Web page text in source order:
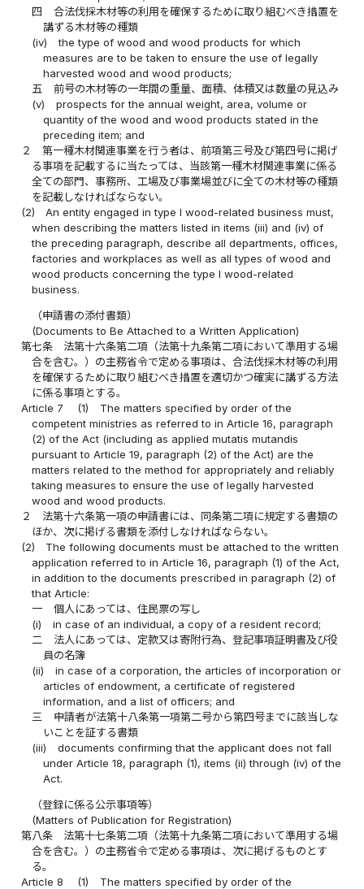
四
合法伐採木材等の利用を確保するために取り組むべき措置を
講ずる木材等の種類
(iv)
the type of wood and wood products for which
measures are to be taken to ensure the use of legally
harvested wood and wood products;
五
前号の木材等の一年間の重量、面積、体積又は数量の見込み
(v)
prospects for the annual weight, area, volume or
quantity of the wood and wood products stated in the
preceding item; and
２
第一種木材関連事業を行う者は、前項第三号及び第四号に掲げ
る事項を記載するに当たっては、当該第一種木材関連事業に係る
全ての部門、事務所、工場及び事業場並びに全ての木材等の種類
を記載しなければならない。
(2)
An entity engaged in type I wood-related business must,
when describing the matters listed in items (iii) and (iv) of
the preceding paragraph, describe all departments, offices,
factories and workplaces as well as all types of wood and
wood products concerning the type I wood-related
business.
（申請書の添付書類）
(Documents to Be Attached to a Written Application)
第七条
法第十六条第二項（法第十九条第二項において準用する場
合を含む。）の主務省令で定める事項は、合法伐採木材等の利用
を確保するために取り組むべき措置を適切かつ確実に講ずる方法
に係る事項とする。
Article 7
(1)
The matters specified by order of the
competent ministries as referred to in Article 16, paragraph
(2) of the Act (including as applied mutatis mutandis
pursuant to Article 19, paragraph (2) of the Act) are the
matters related to the method for appropriately and reliably
taking measures to ensure the use of legally harvested
wood and wood products.
２
法第十六条第一項の申請書には、同条第二項に規定する書類の
ほか、次に掲げる書類を添付しなければならない。
(2)
The following documents must be attached to the written
application referred to in Article 16, paragraph (1) of the Act,
in addition to the documents prescribed in paragraph (2) of
that Article:
一
個人にあっては、住民票の写し
(i)
in case of an individual, a copy of a resident record;
二
法人にあっては、定款又は寄附行為、登記事項証明書及び役
員の名簿
(ii)
in case of a corporation, the articles of incorporation or
articles of endowment, a certificate of registered
information, and a list of officers; and
三
申請者が法第十八条第一項第二号から第四号までに該当しな
いことを証する書類
(iii)
documents confirming that the applicant does not fall
under Article 18, paragraph (1), items (ii) through (iv) of the
Act.
（登録に係る公示事項等）
(Matters of Publication for Registration)
第八条
法第十七条第二項（法第十九条第二項において準用する場
合を含む。）の主務省令で定める事項は、次に掲げるものとす
る。
Article 8
(1)
The matters specified by order of the